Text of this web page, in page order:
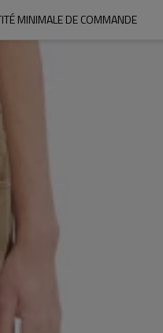
MINIMALE DE COMMANDE